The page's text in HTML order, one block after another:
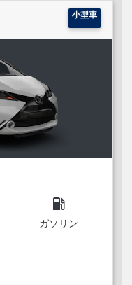
小型車
local_gas_station
ガソリン